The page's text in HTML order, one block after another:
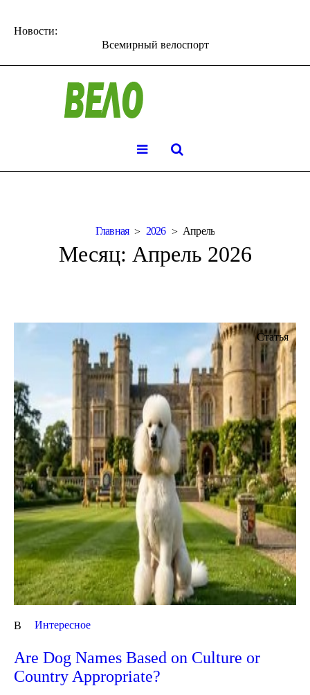
Новости:
Всемирный велоспорт
Главная 2026 Апрель
Месяц: Апрель 2026
Статья
В Интересное
Are Dog Names Based on Culture or
Country Appropriate?